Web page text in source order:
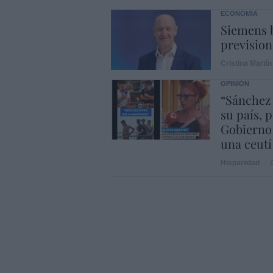
ECONOMÍA
Siemens
OPINIÓN
su país,
una ceutí